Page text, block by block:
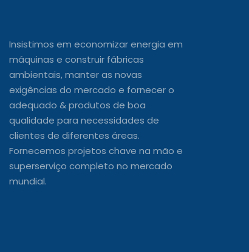
Insistimos em economizar energia em
máquinas e construir fábricas
ambientais, manter as novas
exigências do mercado e fornecer o
adequado & produtos de boa
qualidade para necessidades de
clientes de diferentes áreas.
Fornecemos projetos chave na mão e
superserviço completo no mercado
mundial.